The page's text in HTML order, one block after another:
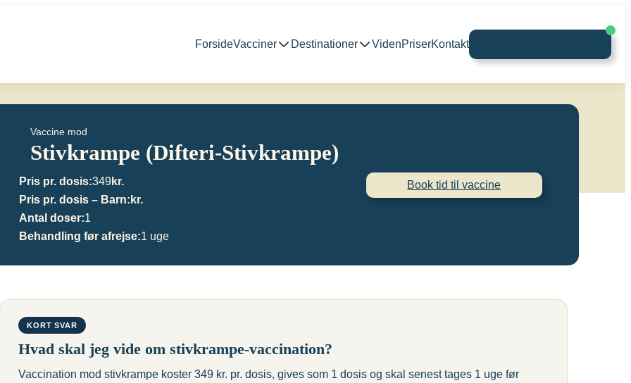
ForsideVacciner Destinationer VidenPriserKontakt
Vaccine mod
Stivkrampe (Difteri-Stivkrampe)
Pris pr. dosis:349kr.
Pris pr. dosis – Barn: kr.
Antal doser:1
Behandling før afrejse:1 uge
Book tid til vaccine
KORT SVAR
Hvad skal jeg vide om stivkrampe-vaccination?
Vaccination mod stivkrampe koster 349 kr. pr. dosis, gives som 1 dosis og skal senest tages 1 uge før